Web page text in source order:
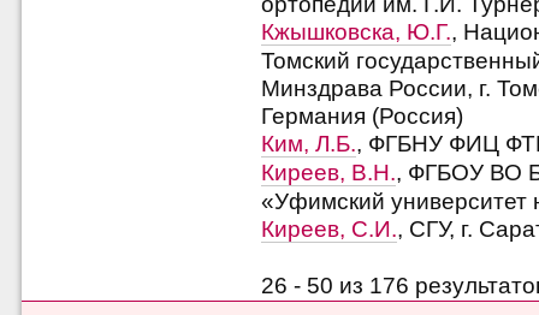
Кжышковска, Ю.Г.,
Томский
Минздрава России, г.
Германия (Россия)
Ким, Л.Б., ФГБНУ ФИЦ
Киреев, В.Н., ФГБОУ ВО
«Уфимский университет
Киреев, С.И., СГУ, г.
26 - 50 из 176